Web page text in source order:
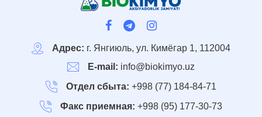
Адрес: г. Янгиюль, ул. Кимёгар 1, 112004
E-mail: info@biokimyo.uz
Отдел сбыта: +998 (77) 184-84-71
Факс приемная: +998 (95) 177-30-73